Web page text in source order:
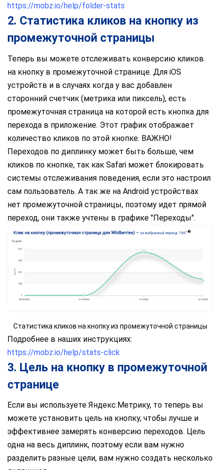
https://mobz.io/help/folder-stats
2. Статистика кликов на кнопку из
промежуточной страницы
Теперь вы можете отслеживать конверсию кликов
на кнопку в промежуточной странице. Для iOS
устройств и в случаях когда у вас добавлен
сторонний счетчик (метрика или пиксель), есть
промежуточная страница на которой есть кнопка для
перехода в приложение. Этот график отображает
количество кликов по этой кнопке. ВАЖНО!
Переходов по диплинку может быть больше, чем
кликов по кнопке, так как Safari может блокировать
системы отслеживания поведения, если это настроил
сам пользователь. А так же на Android устройствах
нет промежуточной страницы, поэтому идет прямой
переход, они также учтены в графике "Переходы".
Статистика кликов на кнопку из промежуточной страницы
Подробнее в наших инструкциях:
https://mobz.io/help/stats-click
3. Цель на кнопку в промежуточной
странице
Если вы используете Яндекс.Метрику, то теперь вы
можете установить цель на кнопку, чтобы лучше и
эффективнее замерять конверсию переходов. Цель
одна на весь диплинк, поэтому если вам нужно
разделить разные цели, вам нужно создать несколько